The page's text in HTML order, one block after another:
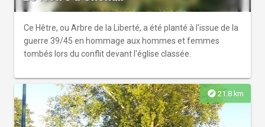
Ce Hêtre, ou Arbre de la Liberté, a été planté à l'issue de la
guerre 39/45 en hommage aux hommes et femmes
tombés lors du conflit devant l'église classée.
explore 21.8 km